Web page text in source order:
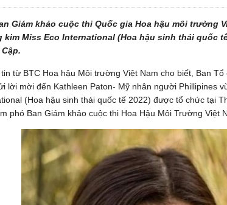
Giám khảo cuộc thi Quốc gia Hoa hậu môi trường
kim Miss Eco International (Hoa hậu sinh thái quốc
từ BTC Hoa hậu Môi trường Việt Nam cho biết, Ban
lời mời đến Kathleen Paton- Mỹ nhân người Phillipines
(Hoa hậu sinh thái quốc tế 2022) được tổ chức tại
phó Ban Giám khảo cuộc thi Hoa Hậu Môi Trường Việt